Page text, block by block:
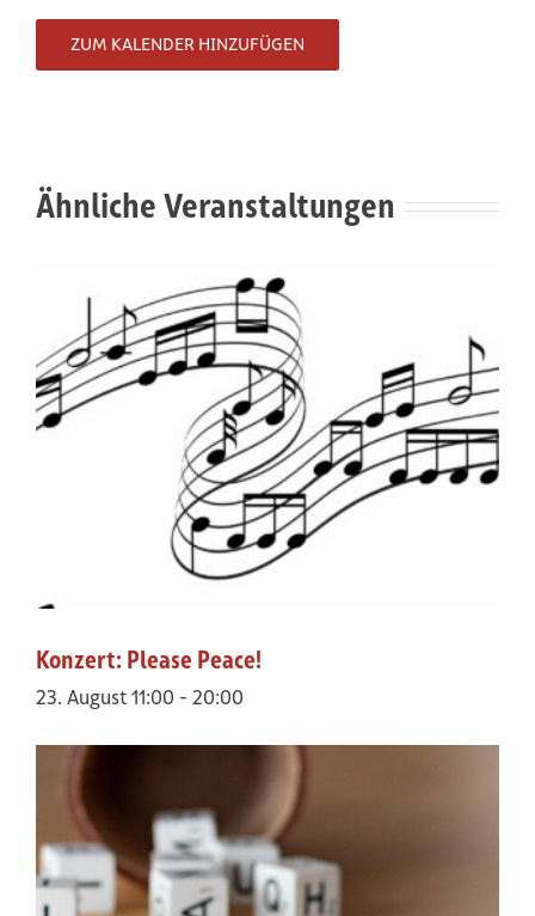
ZUM KALENDER HINZUFÜGEN
Ähnliche Veranstaltungen
Konzert: Please Peace!
23. August 11:00 - 20:00